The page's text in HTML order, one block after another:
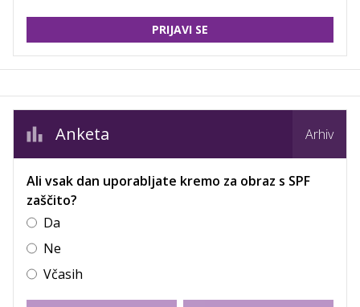
PRIJAVI SE
Anketa Arhiv
Ali vsak dan uporabljate kremo za obraz s SPF
zaščito?
Da
Ne
Včasih